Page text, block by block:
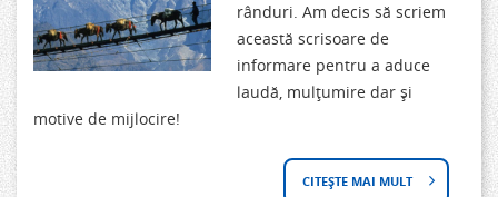
rânduri. Am decis să scriem
această scrisoare de
informare pentru a aduce
laudă, mulțumire dar și
motive de mijlocire!
CITEȘTE MAI MULT